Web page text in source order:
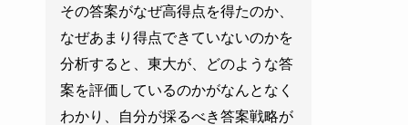
その答案がなぜ高得点を得たのか、
なぜあまり得点できていないのかを
分析すると、東大が、どのような答
案を評価しているのかがなんとなく
わかり、自分が採るべき答案戦略が